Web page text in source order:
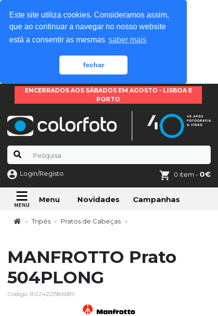
Este site utiliza cookies. Consideramos assim,
que ao continuar a navegar no nosso website
está a consentir as mesmas saber mais
fechar
ENCERRADOS AOS SÁBADOS EM AGOSTO - LISBOA E
PORTO
Login/Registo 0 item - 0€
Menu Novidades Campanhas
Tripés Pratos de Cabeças
MANFROTTO Prato
504PLONG
Código: 8024221586589